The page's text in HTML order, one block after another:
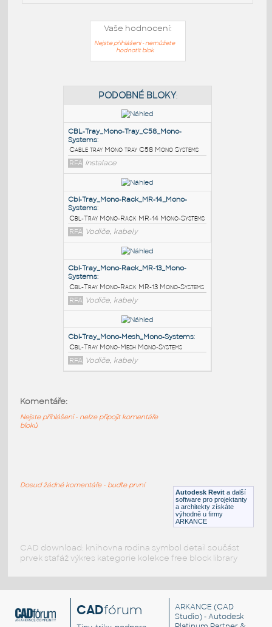
Vaše hodnocení:
Nejste přihlášeni - nemůžete
hodnotit blok
PODOBNÉ BLOKY:
CBL-Tray_Mono-Tray_C58_Mono-
Systems:
Cable tray Mono tray C58 Mono Systems
RFA Instalace
Cbl-Tray_Mono-Rack_MR-14_Mono-
Systems:
Cbl-Tray Mono-Rack MR-14 Mono-Systems
RFA Vodiče, kabely
Cbl-Tray Mono-Rack MR-13 Mono-Systems
Cbl-Tray Mono-Mesh Mono-Systems
Autodesk Revit a další
software pro projektanty
a architekty získáte
výhodně u firmy
ARKANCE
Komentáře:
Nejste přihlášeni - nelze připojit komentáře
bloků
Dosud žádné komentáře - buďte první
CAD download: knihovna rodina symbol detail součást
prvek stafáž výkres kategorie kolekce free block library
CADfórum ARKANCE (CAD
Studio) - Autodesk